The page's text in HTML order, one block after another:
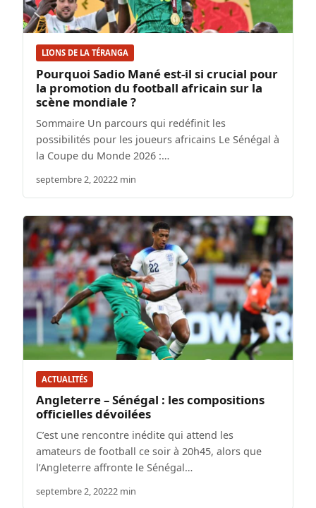
LIONS DE LA TÉRANGA
Pourquoi Sadio Mané est-il si crucial pour
la promotion du football africain sur la
scène mondiale ?
Sommaire Un parcours qui redéfinit les
possibilités pour les joueurs africains Le Sénégal à
la Coupe du Monde 2026 :…
septembre 2, 20222 min
ACTUALITÉS
Angleterre – Sénégal : les compositions
officielles dévoilées
C’est une rencontre inédite qui attend les
amateurs de football ce soir à 20h45, alors que
l’Angleterre affronte le Sénégal…
septembre 2, 20222 min